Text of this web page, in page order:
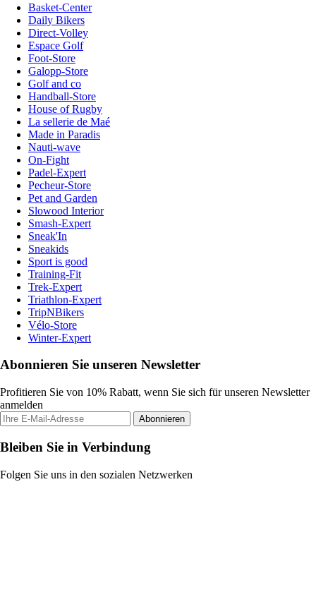
Basket-Center
Daily Bikers
Direct-Volley
Espace Golf
Foot-Store
Galopp-Store
Golf and co
Handball-Store
House of Rugby
La sellerie de Maé
Made in Paradis
Nauti-wave
On-Fight
Padel-Expert
Pecheur-Store
Pet and Garden
Slowood Interior
Smash-Expert
Sneak'In
Sneakids
Sport is good
Training-Fit
Trek-Expert
Triathlon-Expert
TripNBikers
Vélo-Store
Winter-Expert
Abonnieren Sie unseren Newsletter
Profitieren Sie von 10% Rabatt, wenn Sie sich für unseren Newsletter
anmelden
Abonnieren
Bleiben Sie in Verbindung
Folgen Sie uns in den sozialen Netzwerken